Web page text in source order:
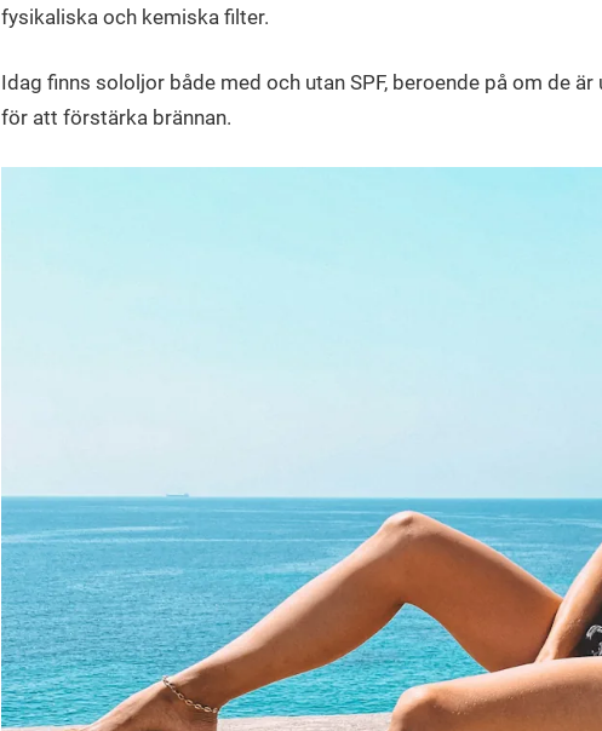
fysikaliska och kemiska filter.
Idag finns sololjor både med och utan SPF, beroende på om de
för att förstärka brännan.